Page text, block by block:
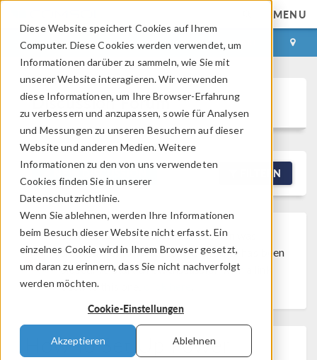
Diese Website speichert Cookies auf Ihrem
Computer. Diese Cookies werden verwendet, um
Informationen darüber zu sammeln, wie Sie mit
unserer Website interagieren. Wir verwenden
diese Informationen, um Ihre Browser-Erfahrung
zu verbessern und anzupassen, sowie für Analysen
und Messungen zu unseren Besuchern auf dieser
Website und anderen Medien. Weitere
Informationen zu den von uns verwendeten
Cookies finden Sie in unserer
Datenschutzrichtlinie.
Wenn Sie ablehnen, werden Ihre Informationen
beim Besuch dieser Website nicht erfasst. Ein
einzelnes Cookie wird in Ihrem Browser gesetzt,
um daran zu erinnern, dass Sie nicht nachverfolgt
werden möchten.
Cookie-Einstellungen
Akzeptieren Ablehnen
MENU
ANMELDEN KONTAKT
Discussion Forum
FILTERN
Discussion ClosedThis discussion was
created more than 6 months ago and has been
closed. To start a new discussion with a link
back to this one,
How To Set Up Power